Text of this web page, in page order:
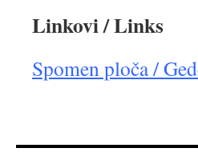
Linkovi / Links
Spomen ploča /